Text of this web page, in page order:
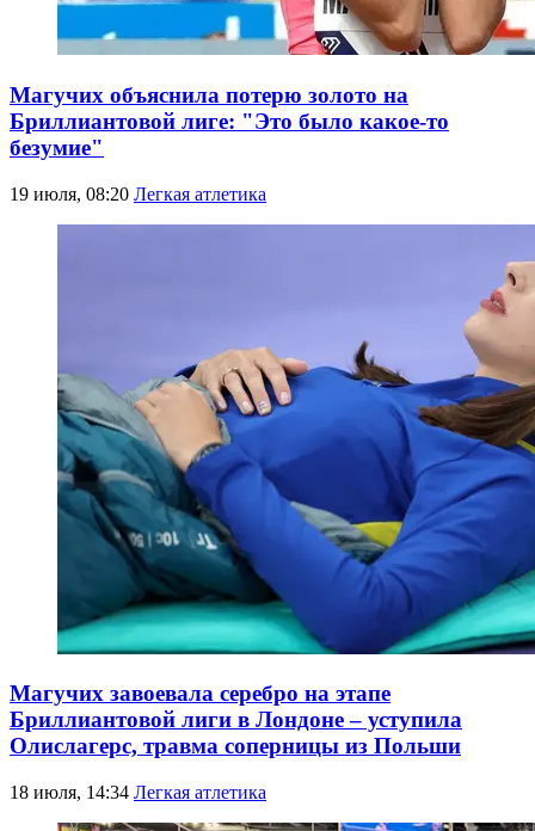
Магучих объяснила потерю золото на
Бриллиантовой лиге: "Это было какое-то
безумие"
19 июля, 08:20 Легкая атлетика
Магучих завоевала серебро на этапе
Бриллиантовой лиги в Лондоне – уступила
Олислагерс, травма соперницы из Польши
18 июля, 14:34 Легкая атлетика